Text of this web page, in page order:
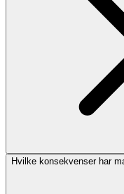
Hvilke konsekvenser har